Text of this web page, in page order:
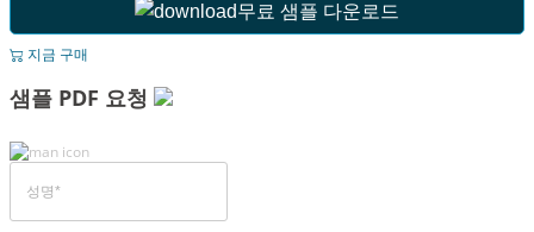
무료 샘플 다운로드
지금 구매
샘플 PDF 요청